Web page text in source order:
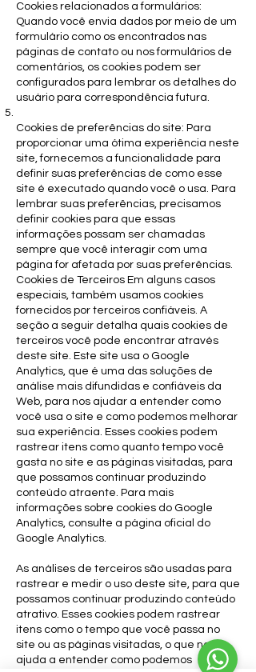
Cookies relacionados a formulários:
Quando você envia dados por meio de um
formulário como os encontrados nas
páginas de contato ou nos formulários de
comentários, os cookies podem ser
configurados para lembrar os detalhes do
usuário para correspondência futura.
Cookies de preferências do site: Para
proporcionar uma ótima experiência neste
site, fornecemos a funcionalidade para
definir suas preferências de como esse
site é executado quando você o usa. Para
lembrar suas preferências, precisamos
definir cookies para que essas
informações possam ser chamadas
sempre que você interagir com uma
página for afetada por suas preferências.
Cookies de Terceiros Em alguns casos
especiais, também usamos cookies
fornecidos por terceiros confiáveis. A
seção a seguir detalha quais cookies de
terceiros você pode encontrar através
deste site. Este site usa o Google
Analytics, que é uma das soluções de
análise mais difundidas e confiáveis ​​da
Web, para nos ajudar a entender como
você usa o site e como podemos melhorar
sua experiência. Esses cookies podem
rastrear itens como quanto tempo você
gasta no site e as páginas visitadas, para
que possamos continuar produzindo
conteúdo atraente. Para mais
informações sobre cookies do Google
Analytics, consulte a página oficial do
Google Analytics.
As análises de terceiros são usadas para
rastrear e medir o uso deste site, para que
possamos continuar produzindo conteúdo
atrativo. Esses cookies podem rastrear
itens como o tempo que você passa no
site ou as páginas visitadas, o que nos
ajuda a entender como podemos